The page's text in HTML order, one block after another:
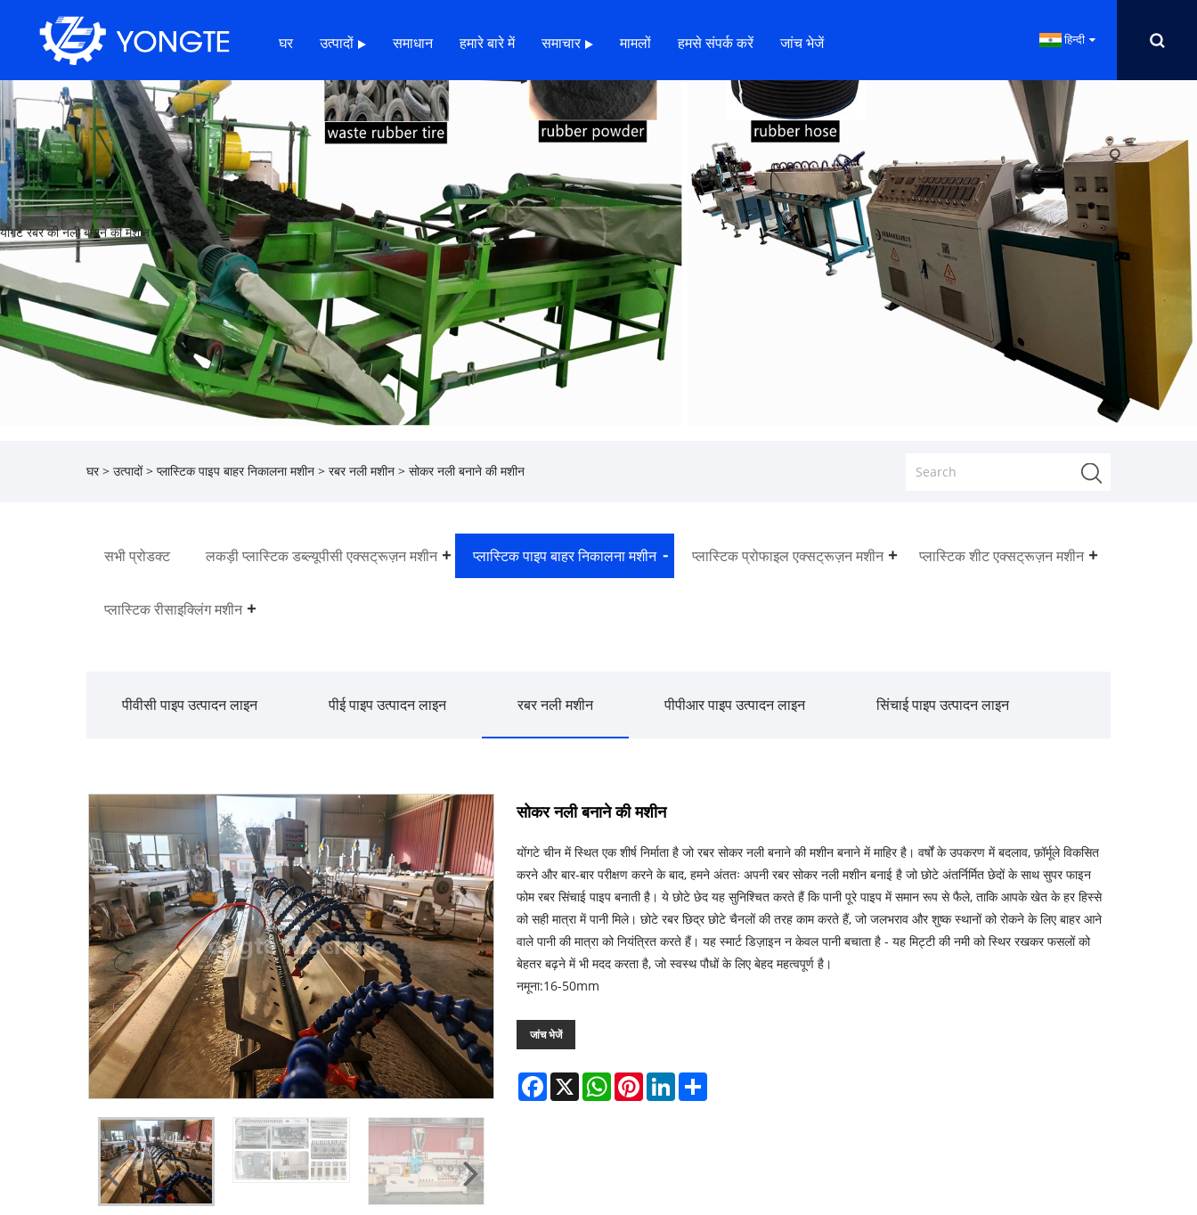
घर उत्पादों समाधान हमारे बारे में समाचार मामलों हमसे संपर्क करें जांच भेजें हिन्दी
योंगटे रबर की नली बनाने की मशीन
घर > उत्पादों> प्लास्टिक पाइप बाहर निकालना मशीन > रबर नली मशीन > सोकर नली बनाने की मशीन
सभी प्रोडक्ट लकड़ी प्लास्टिक डब्ल्यूपीसी एक्सट्रूज़न मशीन प्लास्टिक पाइप बाहर निकालना मशीन प्लास्टिक प्रोफाइल एक्सट्रूज़न मशीन प्लास्टिक शीट एक्सट्रूज़न मशीन
प्लास्टिक रीसाइक्लिंग मशीन
पीवीसी पाइप उत्पादन लाइन पीई पाइप उत्पादन लाइन रबर नली मशीन पीपीआर पाइप उत्पादन लाइन सिंचाई पाइप उत्पादन लाइन
सोकर नली बनाने की मशीन
योंगटे चीन में स्थित एक शीर्ष निर्माता है जो रबर सोकर नली बनाने की मशीन बनाने में माहिर है। वर्षों के उपकरण में बदलाव, फ़ॉर्मूले विकसित
करने और बार-बार परीक्षण करने के बाद, हमने अंततः अपनी रबर सोकर नली मशीन बनाई है जो छोटे अंतर्निर्मित छेदों के साथ सुपर फाइन
फोम रबर सिंचाई पाइप बनाती है। ये छोटे छेद यह सुनिश्चित करते हैं कि पानी पूरे पाइप में समान रूप से फैले, ताकि आपके खेत के हर हिस्से
को सही मात्रा में पानी मिले। छोटे रबर छिद्र छोटे चैनलों की तरह काम करते हैं, जो जलभराव और शुष्क स्थानों को रोकने के लिए बाहर आने
वाले पानी की मात्रा को नियंत्रित करते हैं। यह स्मार्ट डिज़ाइन न केवल पानी बचाता है - यह मिट्टी की नमी को स्थिर रखकर फसलों को
बेहतर बढ़ने में भी मदद करता है, जो स्वस्थ पौधों के लिए बेहद महत्वपूर्ण है।
नमूना:16-50mm
जांच भेजें
Facebook
X WhatsAppPinterestLinkedIn